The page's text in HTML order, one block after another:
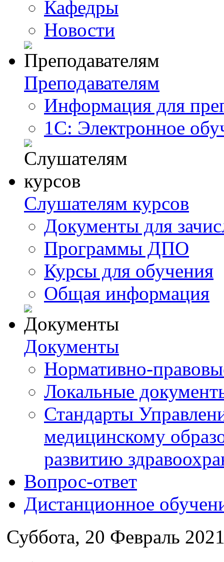
Кафедры
Новости
Преподавателям
Информация для
1С: Электронное
Слушателям курсов
Документы для
Программы ДПО
Курсы для обучения
Общая информация
Документы
Нормативно-
Локальные
Стандарты
медицинскому
развитию
Вопрос-ответ
Дистанционное
Суббота, 20 Февраль